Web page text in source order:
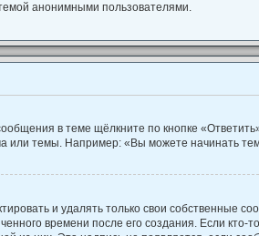
анонимными пользователями.
в теме щёлкните по кнопке
или темы. Например: «Вы можете начинать
и удалять только свои собственные
времени после его создания. Если